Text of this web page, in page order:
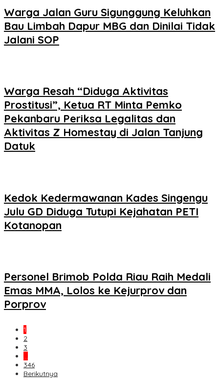
Warga Jalan Guru Sigunggung Keluhkan
Bau Limbah Dapur MBG dan Dinilai Tidak
Jalani SOP
Warga Resah “Diduga Aktivitas
Prostitusi”, Ketua RT Minta Pemko
Pekanbaru Periksa Legalitas dan
Aktivitas Z Homestay di Jalan Tanjung
Datuk
Kedok Kedermawanan Kades Singengu
Julu GD Diduga Tutupi Kejahatan PETI
Kotanopan
Personel Brimob Polda Riau Raih Medali
Emas MMA, Lolos ke Kejurprov dan
Porprov
1
2
3
…
346
Berikutnya